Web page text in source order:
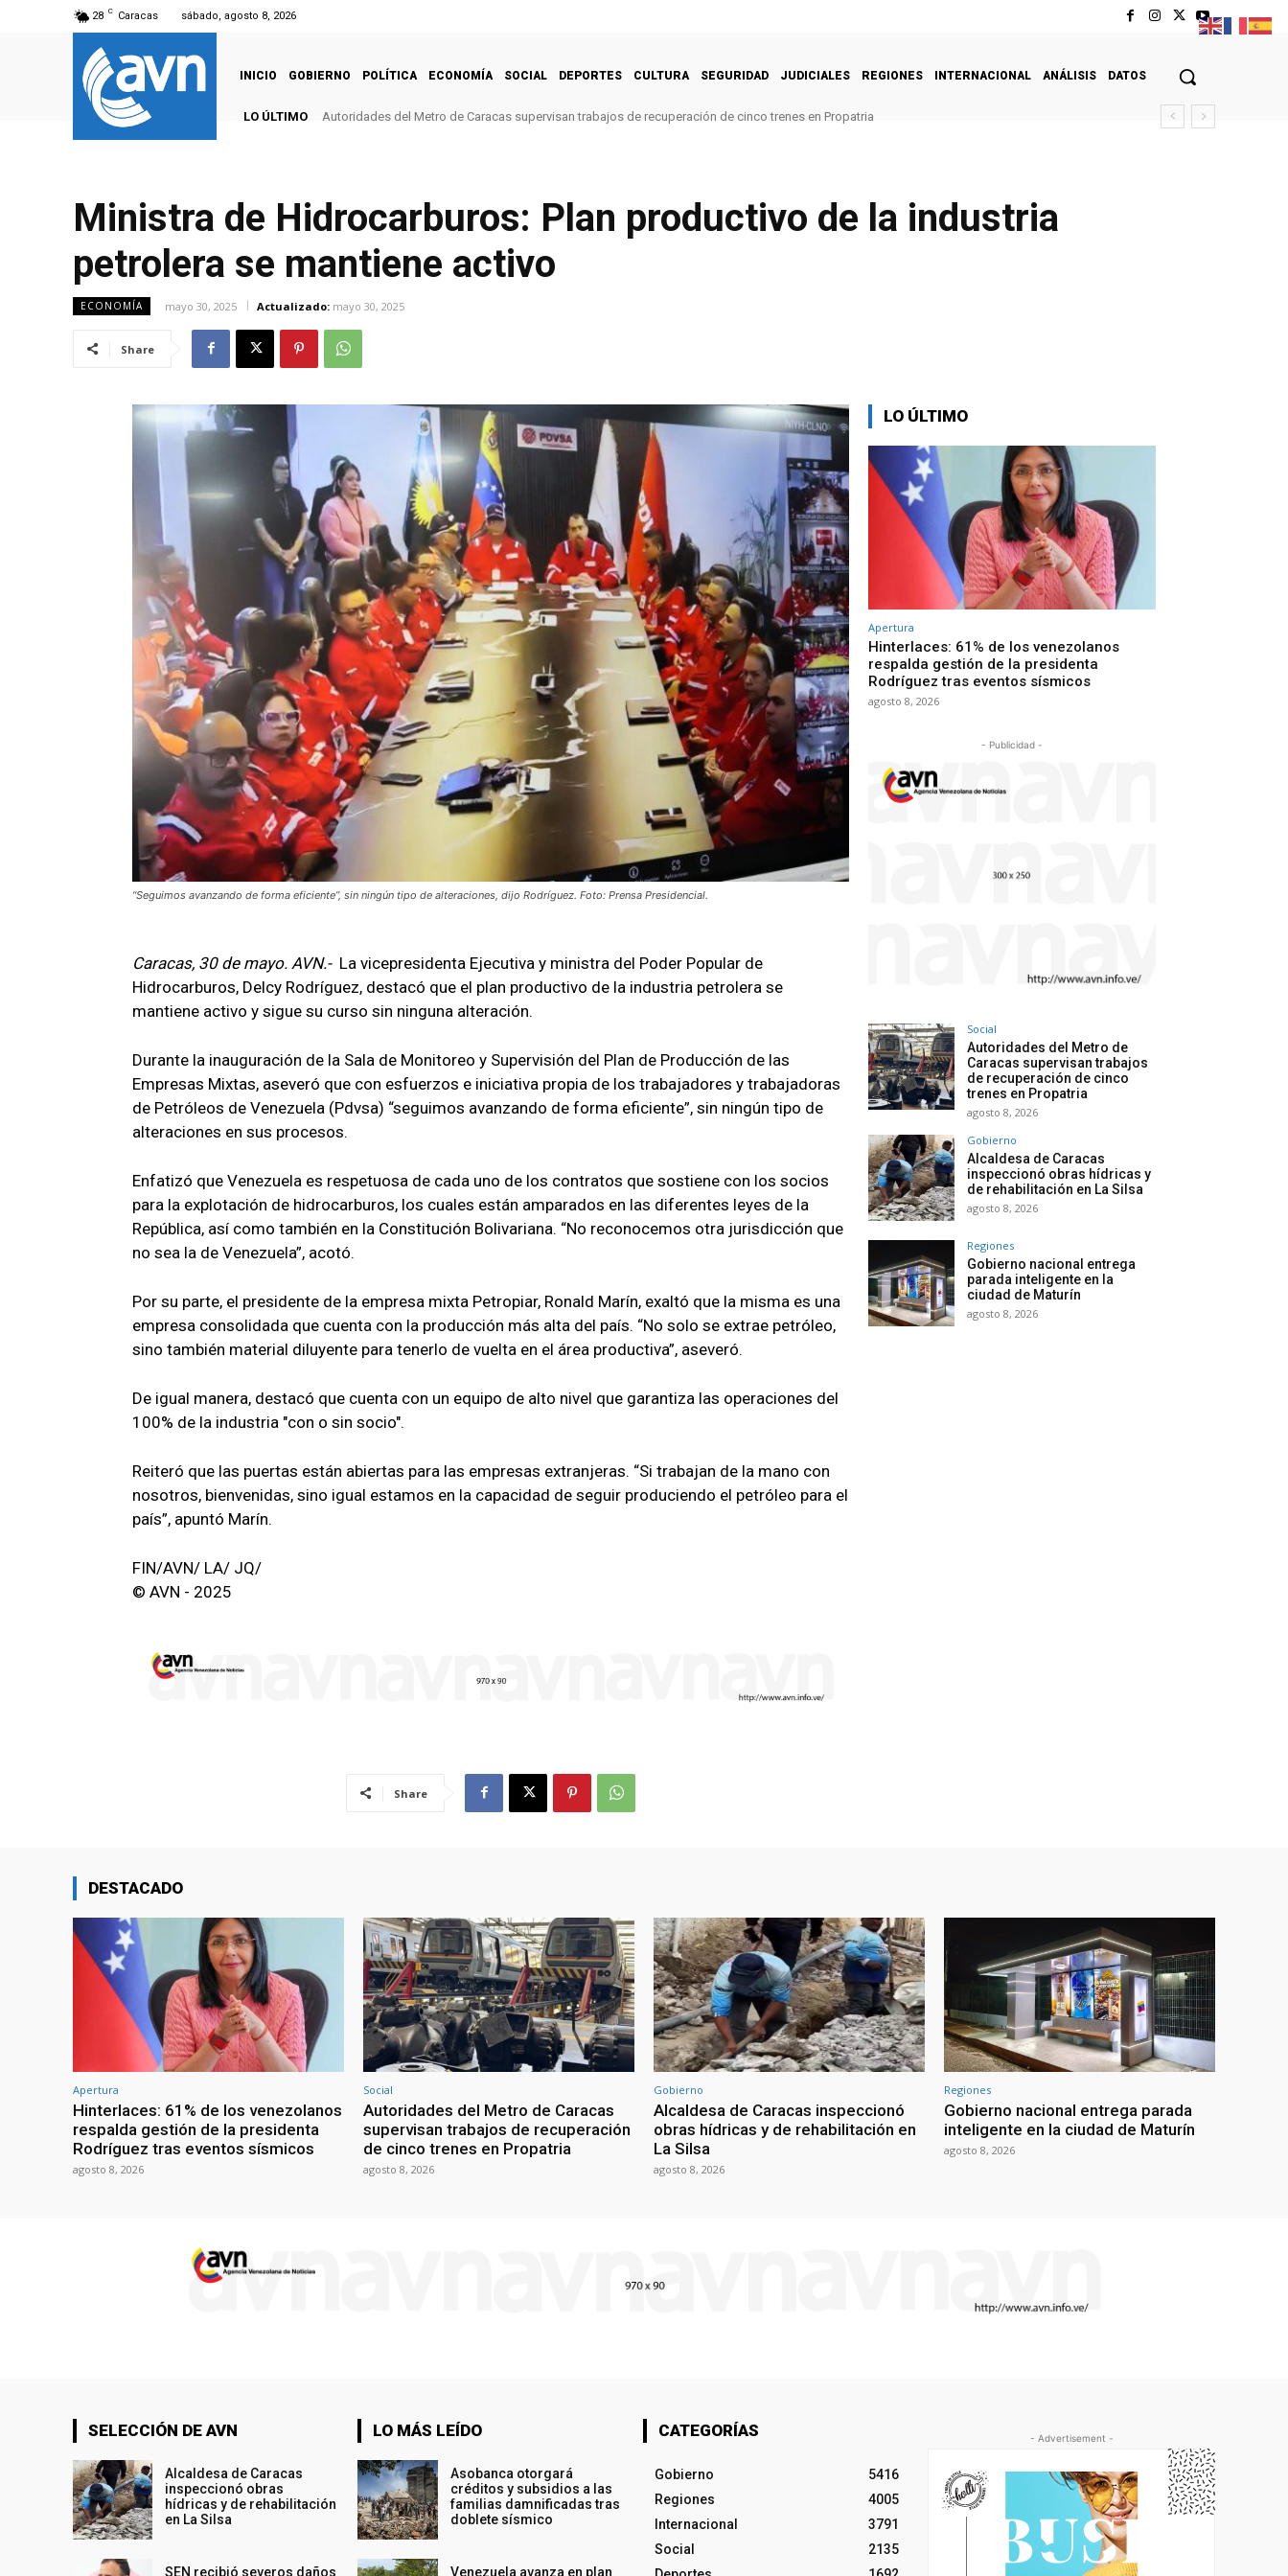
28 C Caracas sábado, agosto 8, 2026
INICIO GOBIERNO POLÍTICA ECONOMÍA SOCIAL DEPORTES CULTURA SEGURIDAD JUDICIALES REGIONES INTERNACIONAL ANÁLISIS DATOS
LO ÚLTIMO Autoridades del Metro de Caracas supervisan trabajos de recuperación de cinco trenes en Propatria
Ministra de Hidrocarburos: Plan productivo de la industria
petrolera se mantiene activo
ECONOMÍA mayo 30, 2025 Actualizado: mayo 30, 2025
Share
“Seguimos avanzando de forma eficiente”, sin ningún tipo de alteraciones, dijo Rodríguez. Foto: Prensa Presidencial.
Caracas, 30 de mayo. AVN.- La vicepresidenta Ejecutiva y ministra del Poder Popular de
Hidrocarburos, Delcy Rodríguez, destacó que el plan productivo de la industria petrolera se
mantiene activo y sigue su curso sin ninguna alteración.
Durante la inauguración de la Sala de Monitoreo y Supervisión del Plan de Producción de las
Empresas Mixtas, aseveró que con esfuerzos e iniciativa propia de los trabajadores y trabajadoras
de Petróleos de Venezuela (Pdvsa) “seguimos avanzando de forma eficiente”, sin ningún tipo de
alteraciones en sus procesos.
Enfatizó que Venezuela es respetuosa de cada uno de los contratos que sostiene con los socios
para la explotación de hidrocarburos, los cuales están amparados en las diferentes leyes de la
República, así como también en la Constitución Bolivariana. “No reconocemos otra jurisdicción que
no sea la de Venezuela”, acotó.
Por su parte, el presidente de la empresa mixta Petropiar, Ronald Marín, exaltó que la misma es una
empresa consolidada que cuenta con la producción más alta del país. “No solo se extrae petróleo,
sino también material diluyente para tenerlo de vuelta en el área productiva”, aseveró.
De igual manera, destacó que cuenta con un equipo de alto nivel que garantiza las operaciones del
100% de la industria "con o sin socio".
Reiteró que las puertas están abiertas para las empresas extranjeras. “Si trabajan de la mano con
nosotros, bienvenidas, sino igual estamos en la capacidad de seguir produciendo el petróleo para el
país”, apuntó Marín.
FIN/AVN/ LA/ JQ/
© AVN - 2025
Share
LO ÚLTIMO
Apertura
Hinterlaces: 61% de los venezolanos
respalda gestión de la presidenta
Rodríguez tras eventos sísmicos
agosto 8, 2026
- Publicidad -
Social
Autoridades del Metro de
Caracas supervisan trabajos
de recuperación de cinco
trenes en Propatria
agosto 8, 2026
Gobierno
Alcaldesa de Caracas
inspeccionó obras hídricas y
de rehabilitación en La Silsa
agosto 8, 2026
Regiones
Gobierno nacional entrega
parada inteligente en la
ciudad de Maturín
agosto 8, 2026
DESTACADO
Apertura
Hinterlaces: 61% de los venezolanos
respalda gestión de la presidenta
Rodríguez tras eventos sísmicos
agosto 8, 2026
Social
Autoridades del Metro de Caracas
supervisan trabajos de recuperación
de cinco trenes en Propatria
agosto 8, 2026
Gobierno
Alcaldesa de Caracas inspeccionó
obras hídricas y de rehabilitación en
La Silsa
agosto 8, 2026
Regiones
Gobierno nacional entrega parada
inteligente en la ciudad de Maturín
agosto 8, 2026
SELECCIÓN DE AVN
Alcaldesa de Caracas
inspeccionó obras
hídricas y de rehabilitación
en La Silsa
SEN recibió severos daños
LO MÁS LEÍDO
Asobanca otorgará
créditos y subsidios a las
familias damnificadas tras
doblete sísmico
Venezuela avanza en plan
CATEGORÍAS
Gobierno
5416
Regiones
4005
Internacional
3791
Social
2135
- Advertisement -